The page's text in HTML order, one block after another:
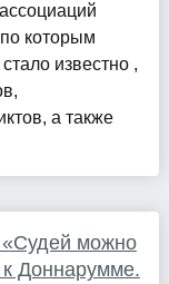
которым
известно ,
а также
«Судей можно
к Доннарумме.